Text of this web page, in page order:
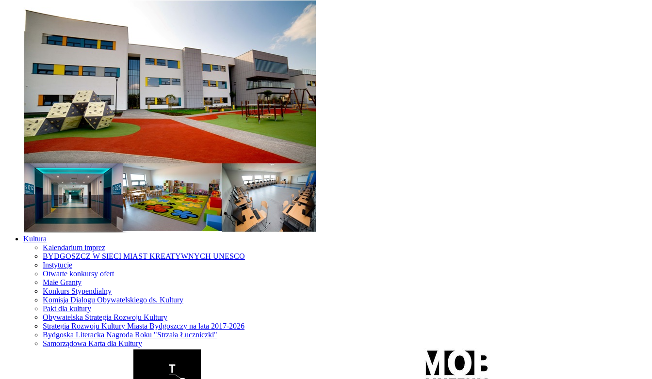
Kultura
Kalendarium imprez
BYDGOSZCZ W SIECI MIAST KREATYWNYCH UNESCO
Instytucje
Otwarte konkursy ofert
Małe Granty
Konkurs Stypendialny
Komisja Dialogu Obywatelskiego ds. Kultury
Pakt dla kultury
Obywatelska Strategia Rozwoju Kultury
Strategia Rozwoju Kultury Miasta Bydgoszczy na lata 2017-2026
Bydgoska Literacka Nagroda Roku "Strzała Łuczniczki"
Samorządowa Karta dla Kultury